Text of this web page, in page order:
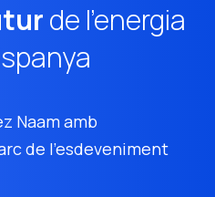
de l'energia
Naam amb
de l'esdeveniment